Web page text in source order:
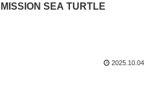
MISSION SEA TURTLE
2025.10.04